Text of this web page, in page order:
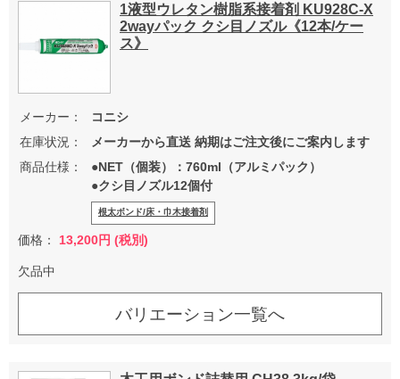
1液型ウレタン樹脂系接着剤 KU928C-X
2wayパック クシ目ノズル《12本/ケー
ス》
メーカー：
コニシ
在庫状況：
メーカーから直送 納期はご注文後にご案内します
商品仕様：
●NET（個装）：760ml（アルミパック）
●クシ目ノズル12個付
根太ボンド/床・巾木接着剤
価格： 13,200円 (税別)
欠品中
バリエーション一覧へ